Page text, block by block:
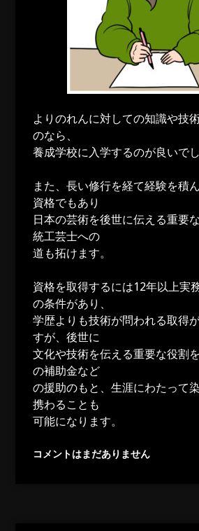
よりのれんに対しての知識や技
のなら、
養成学校に入学するのが良いでし
また、長い修行を経て経験を積
資格でもあり
日本の芸術を後世に伝える重要
統工芸士への
道も拓けます。
資格を取得するには12年以上実
の条件があり、
学歴よりも技術が問われる取得
すが、後世に
文化や技術を伝える重要な役割
の補助金など
の援助のもと、生涯にわたって
携わることも
可能になります。
コメントはまだありません